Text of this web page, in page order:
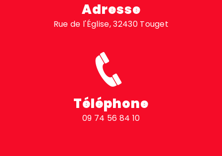
Adresse
Rue de l'Église, 32430 Touget
Téléphone
09 74 56 84 10